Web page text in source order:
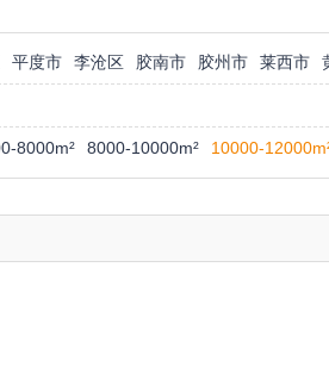
平度市 李沧区 胶南市 胶州市 莱西市
8000m² 8000-10000m² 10000-